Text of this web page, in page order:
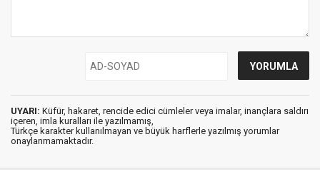
UYARI: Küfür, hakaret, rencide edici cümleler veya imalar, inançlara saldırı
içeren, imla kuralları ile yazılmamış,
Türkçe karakter kullanılmayan ve büyük harflerle yazılmış yorumlar
onaylanmamaktadır.